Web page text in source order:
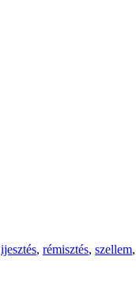
ijesztés, rémisztés, szellem,